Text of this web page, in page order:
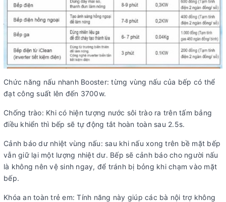
Chức năng nấu nhanh Booster: từng vùng nấu của bếp có thể
đạt công suất lên đến 3700w.
Chống trào: Khi có hiện tượng nước sôi trào ra trên tấm bảng
điều khiển thì bếp sẽ tự động tắt hoàn toàn sau 2.5s.
Cảnh báo dư nhiệt vùng nấu: sau khi nấu xong trên bề mặt bếp
vẫn giữ lại một lượng nhiệt dư. Bếp sẽ cảnh báo cho người nấu
là không nên vệ sinh ngay, để tránh bị bỏng khi chạm vào mặt
bếp.
Khóa an toàn trẻ em: Tính năng này giúp các bà nội trợ không